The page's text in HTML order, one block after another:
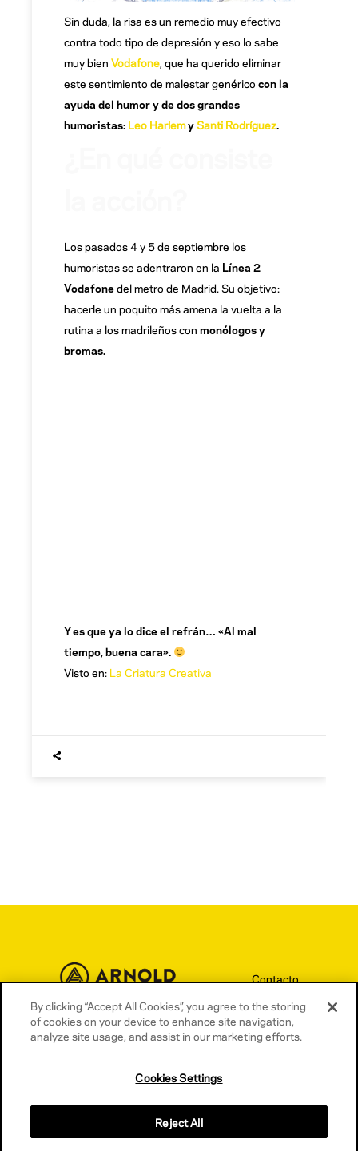
Sin duda, la risa es un remedio muy efectivo
contra todo tipo de depresión y eso lo sabe
muy bien Vodafone, que ha querido eliminar
este sentimiento de malestar genérico con la
ayuda del humor y dedos grandes
humoristas: Leo HarlemySanti Rodríguez.
Los pasados 4 y 5 de septiembre los
humoristas se adentraron en la Línea 2
Vodafonedel metro de Madrid. Su objetivo:
hacerle un poquito más amena la vuelta a la
rutina a los madrileños con monólogos y
bromas.
Y es que ya lo dice el refrán… «Al mal
tiempo, buena cara».
Visto en: La Criatura Creativa
Contacto
Términos y condiciones
Política de privacidad
By clicking “Accept All Cookies”, you agree to the storing
of cookies on your device to enhance site navigation,
analyze site usage, and assist in our marketing efforts.
Cookies Settings
Reject All